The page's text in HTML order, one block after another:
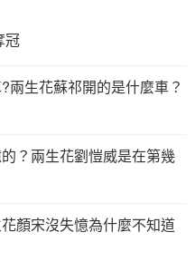
冠
兩生花蘇祁開的是什麼車？
？兩生花劉愷威是在第幾
顏宋沒失憶為什麼不知道